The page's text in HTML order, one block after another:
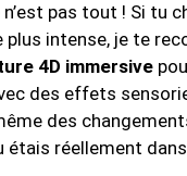
pas tout ! Si tu
plus intense, je te
4D immersive
des effets
des
étais réellement